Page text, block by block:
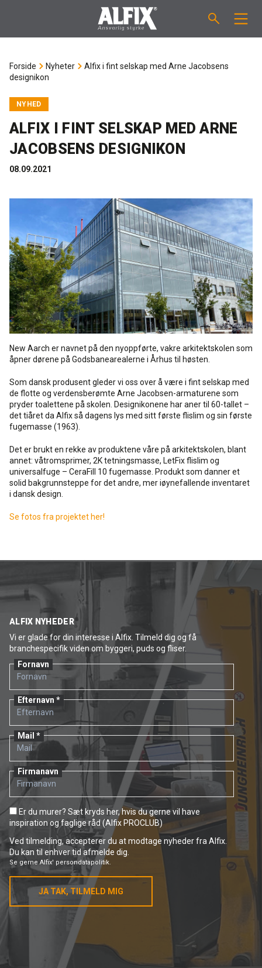
Våtromsmembraner
Binder / Primer
Fugemasse
Rense- pleiemidler
Puss og fasademaling
Trinnlydsmembran
Spesialprodukter
Last ned
FORBRUKSKALKULATOR
OM ALFIX
Bærekraftighet
Referenser
Kurs for proff'en
Historien Bag
Last ned
KONTAKT
Ansatte
Tekniske spørgsmål
Forhandlere
NO
DK
SE
EN
Forside Nyheter
Alfix i fint selskap med Arne Jacobsens
designikon
NYHED
ALFIX I FINT SELSKAP MED ARNE
JACOBSENS DESIGNIKON
08.09.2021
New Aarch er navnet på den nyoppførte, vakre arkitektskolen som
åpner dørene på Godsbanearealerne i Århus til høsten.
Som dansk produsent gleder vi oss over å være i fint selskap med
de flotte og verdensberømte Arne Jacobsen-armaturene som
pryder toalettene på skolen. Designikonene har aner til 60-tallet –
det tiåret da Alfix så dagens lys med sitt første flislim og sin første
fugemasse (1963).
Det er brukt en rekke av produktene våre på arkitektskolen, blant
annet: våtromsprimer, 2K tetningsmasse, LetFix flislim og
universalfuge – CeraFill 10 fugemasse. Produkt som danner et
solid bakgrunnsteppe for det andre, mer iøynefallende inventaret
i dansk design.
Se fotos fra projektet her!
ALFIX NYHEDER
Vi er glade for din interesse i Alfix. Tilmeld dig og få
branchespecifik viden om byggeri, puds og fliser.
Fornavn
Efternavn
Mail
Firmanavn
Er du murer? Sæt kryds her, hvis du gerne vil have
inspiration og faglige råd (Alfix PROCLUB)
Ved tilmelding, accepterer du at modtage nyheder fra Alfix.
Du kan til enhver tid afmelde dig.
Se gerneAlfix' persondatapolitik.
JA TAK, TILMELD MIG